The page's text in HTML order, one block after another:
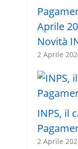
Aprile
Novità
2 Aprile
INPS, il
2 Aprile